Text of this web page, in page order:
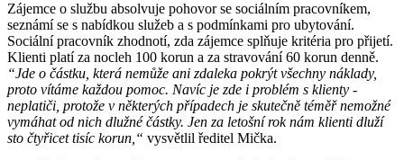
Zájemce o službu absolvuje pohovor se sociálním pracovníkem,
seznámí se s nabídkou služeb a s podmínkami pro ubytování.
Sociální pracovník zhodnotí, zda zájemce splňuje kritéria pro přijetí.
Klienti platí za nocleh 100 korun a za stravování 60 korun denně.
“Jde o částku, která nemůže ani zdaleka pokrýt všechny náklady,
proto vítáme každou pomoc. Navíc je zde i problém s klienty -
neplatiči, protože v některých případech je skutečně téměř nemožné
vymáhat od nich dlužné částky. Jen za letošní rok nám klienti dluží
sto čtyřicet tisíc korun,“ vysvětlil ředitel Mička.